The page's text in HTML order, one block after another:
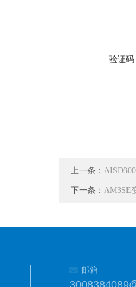
验证码
上一条：
下一条： AM3SE
邮箱